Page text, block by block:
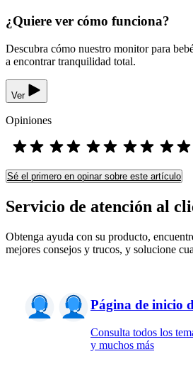
¿Quiere ver cómo funciona?
Descubra cómo nuestro monitor para
a encontrar tranquilidad total.
Ver
Opiniones
Sé el primero en opinar sobre este artículo
Servicio de atención al
Obtenga ayuda con su producto,
mejores consejos y trucos, y solucione
Página de inicio
Consulta todos los
y muchos más